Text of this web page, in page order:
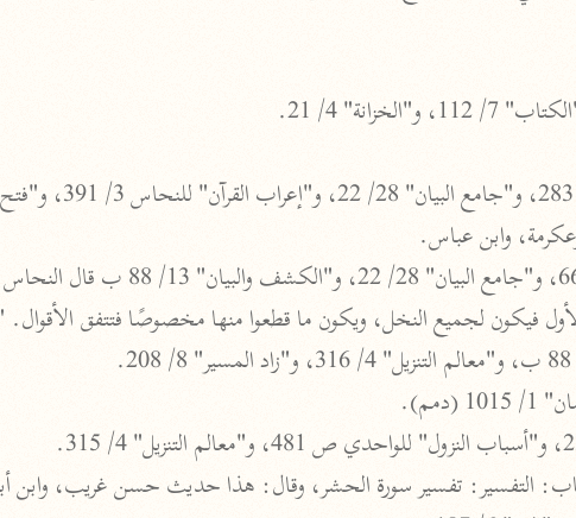
نحو ٨ مجلدات
أبو حيان (٧٤٥ هـ)
التفسير البسيط
الواحدي (٤٦٨ هـ)
نحو ٢٢ مجلدًا
أبو السعود (٩٨٢ هـ)
نحو ٩ مجلدات
وابن عباس.
لجميع النخل، ويكون ما قطعوا منها مخصوصًا فتتفق الأقوال. "إعراب